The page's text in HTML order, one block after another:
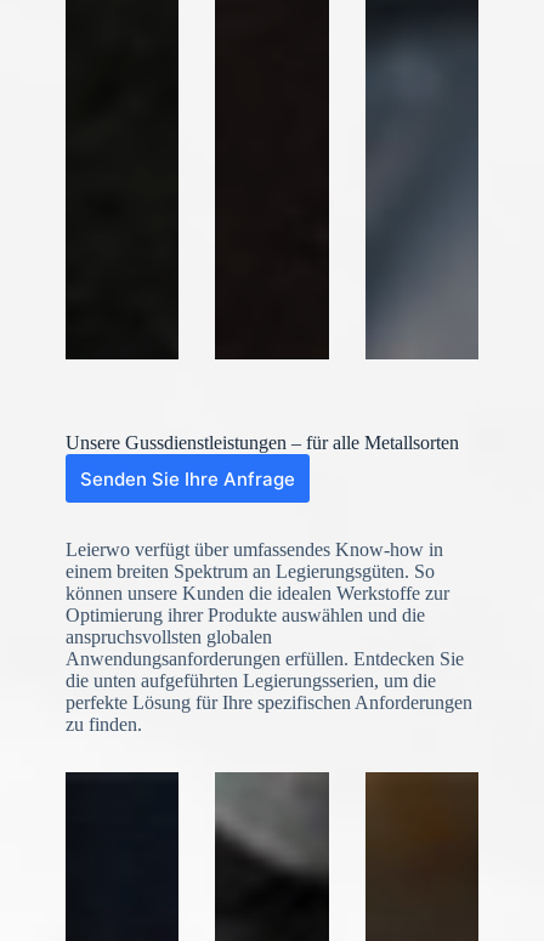
Unsere Gussdienstleistungen – für alle Metallsorten
Senden Sie Ihre Anfrage
N
o
c
o
Leierwo verfügt über umfassendes Know-how in
einem breiten Spektrum an Legierungsgüten. So
können unsere Kunden die idealen Werkstoffe zur
Optimierung ihrer Produkte auswählen und die
anspruchsvollsten globalen
Anwendungsanforderungen erfüllen. Entdecken Sie
die unten aufgeführten Legierungsserien, um die
perfekte Lösung für Ihre spezifischen Anforderungen
zu finden.